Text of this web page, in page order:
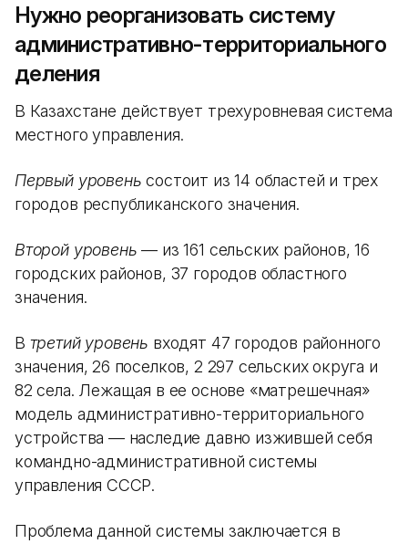
Нужно реорганизовать систему
административно-территориального
деления
В Казахстане действует трехуровневая система
местного управления.
Первый уровень состоит из 14 областей и трех
городов республиканского значения.
Второй уровень — из 161 сельских районов, 16
городских районов, 37 городов областного
значения.
В третий уровень входят 47 городов районного
значения, 26 поселков, 2 297 сельских округа и
82 села. Лежащая в ее основе «матрешечная»
модель административно-территориального
устройства — наследие давно изжившей себя
командно-административной системы
управления СССР.
Проблема данной системы заключается в